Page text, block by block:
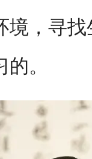
境，寻
。